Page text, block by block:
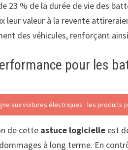
23 % de la durée de vie des
leur valeur à la revente
des véhicules, renforçant
pour les
aux voitures électriques : les produits
de cette astuce logicielle est
à long terme. En